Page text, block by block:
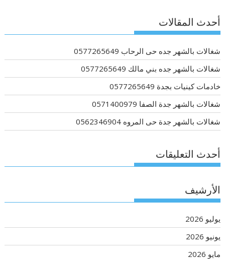
أحدث المقالات
شغالات بالشهر جده حى الرحاب 0577265649
شغالات بالشهر جده بني مالك 0577265649
خادمات كينيات بجدة 0577265649
شغالات بالشهر جدة الصفا 0571400979
شغالات بالشهر جدة حى المروه 0562346904
أحدث التعليقات
الأرشيف
يوليو 2026
يونيو 2026
مايو 2026